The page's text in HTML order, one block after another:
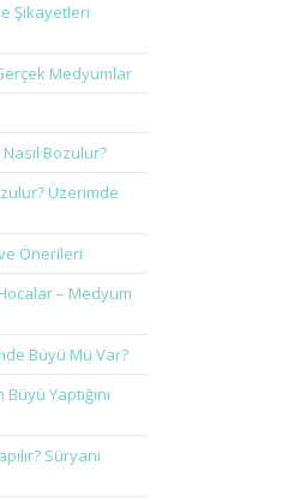
Şikayetleri
Medyumlar
Bozulur?
Üzerimde
Önerileri
– Medyum
Büyü Mü Var?
Yaptığını
Süryani